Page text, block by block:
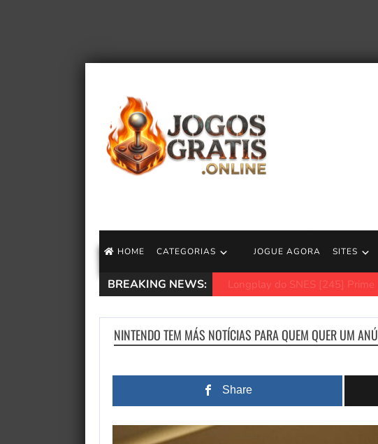
HOME CATEGORIAS JOGUE AGORA SITES
BREAKING NEWS: Aniimo – Trailer de aventura
NINTENDO TEM MÁS NOTÍCIAS PARA QUEM QUER UM
Share